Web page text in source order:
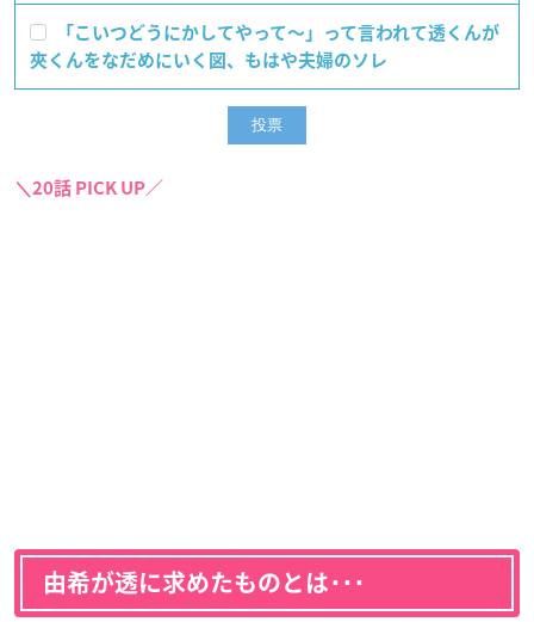
「こいつどうにかしてやって〜」って言われて透くんが
夾くんをなだめにいく図、もはや夫婦のソレ
＼20話 PICK UP／
由希が透に求めたものとは･･･